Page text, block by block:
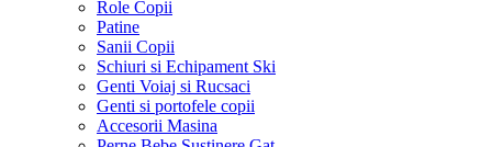
Role Copii
Patine
Sanii Copii
Schiuri si Echipament Ski
Genti Voiaj si Rucsaci
Genti si portofele copii
Accesorii Masina